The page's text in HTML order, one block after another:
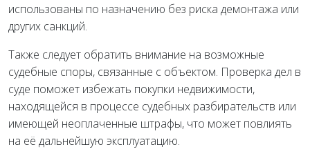
использованы по назначению без риска демонтажа или
других санкций.
Также следует обратить внимание на возможные
судебные споры, связанные с объектом. Проверка дел в
суде поможет избежать покупки недвижимости,
находящейся в процессе судебных разбирательств или
имеющей неоплаченные штрафы, что может повлиять
на её дальнейшую эксплуатацию.